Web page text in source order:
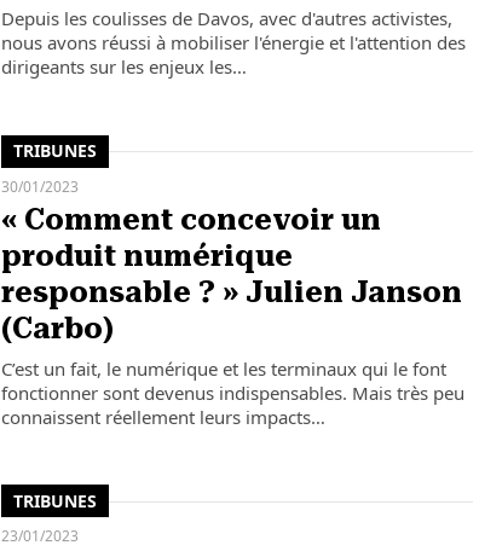
Depuis les coulisses de Davos, avec d'autres activistes,
nous avons réussi à mobiliser l'énergie et l'attention des
dirigeants sur les enjeux les…
TRIBUNES
30/01/2023
« Comment concevoir un
produit numérique
responsable ? » Julien Janson
(Carbo)
C’est un fait, le numérique et les terminaux qui le font
fonctionner sont devenus indispensables. Mais très peu
connaissent réellement leurs impacts…
TRIBUNES
23/01/2023